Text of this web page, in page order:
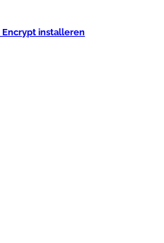
Encrypt installeren